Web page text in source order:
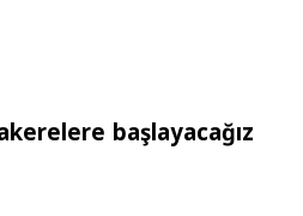
başlayacağız